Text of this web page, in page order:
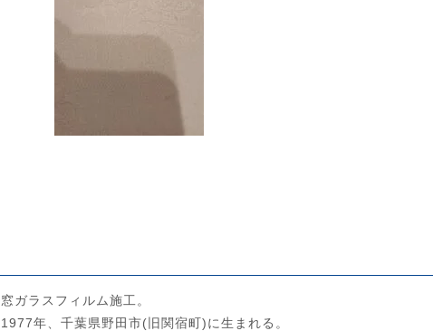
窓ガラスフィルム施工。
1977年、千葉県野田市(旧関宿町)に生まれる。